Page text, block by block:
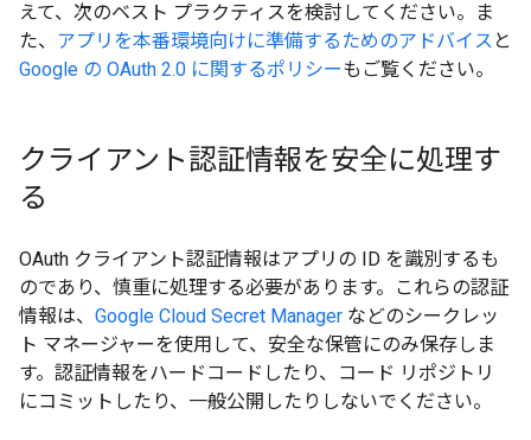
えて、次のベスト プラクティスを検討してください。ま
た、 アプリを本番環境向けに準備するためのアドバイス と
Google の OAuth 2.0 に関するポリシーもご覧ください。
クライアント認証情報を安全に処理す
る
OAuth クライアント認証情報はアプリの ID を識別するも
のであり、慎重に処理する必要があります。これらの認証
情報は、 Google Cloud Secret Manager などのシークレッ
ト マネージャーを使用して、安全な保管にのみ保存しま
す。認証情報をハードコードしたり、コード リポジトリ
にコミットしたり、一般公開したりしないでください。